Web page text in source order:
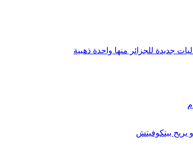
جديدة للجزائر منها واحدة ذهبية
بيتكوفيتش